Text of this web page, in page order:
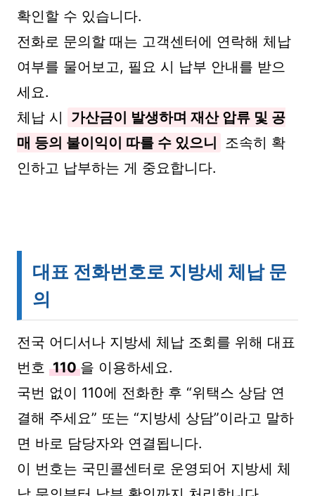
확인할 수 있습니다.
전화로 문의할 때는 고객센터에 연락해 체납
여부를 물어보고, 필요 시 납부 안내를 받으
세요.
체납 시
가산금이 발생하며 재산 압류 및 공
매 등의 불이익이 따를 수 있으니 조속히 확
인하고 납부하는 게 중요합니다.
대표 전화번호로 지방세 체납 문
의
전국 어디서나 지방세 체납 조회를 위해 대표
번호 110 을 이용하세요.
국번 없이 110에 전화한 후 “위택스 상담 연
결해 주세요” 또는 “지방세 상담”이라고 말하
면 바로 담당자와 연결됩니다.
이 번호는 국민콜센터로 운영되어 지방세 체